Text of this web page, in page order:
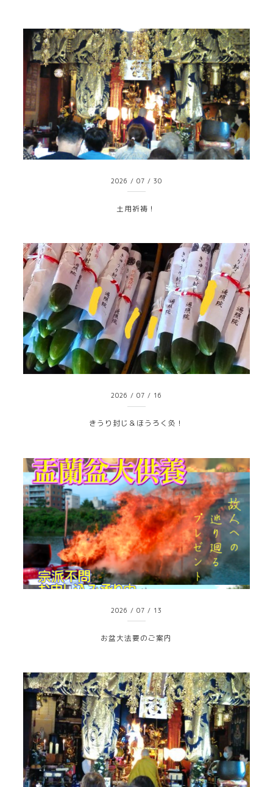
2026 / 07 / 30
土用祈祷！
2026 / 07 / 16
きうり封じ＆ほうろく灸！
2026 / 07 / 13
お盆大法要のご案内